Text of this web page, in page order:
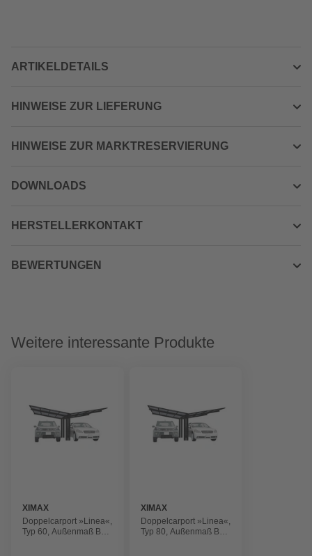
ARTIKELDETAILS
HINWEISE ZUR LIEFERUNG
HINWEISE ZUR MARKTRESERVIERUNG
DOWNLOADS
HERSTELLERKONTAKT
BEWERTUNGEN
Weitere interessante Produkte
XIMAX
Doppelcarport »Linea«,
Typ 60, Außenmaß BxT:
XIMAX
Doppelcarport »Linea«,
Typ 80, Außenmaß BxT: